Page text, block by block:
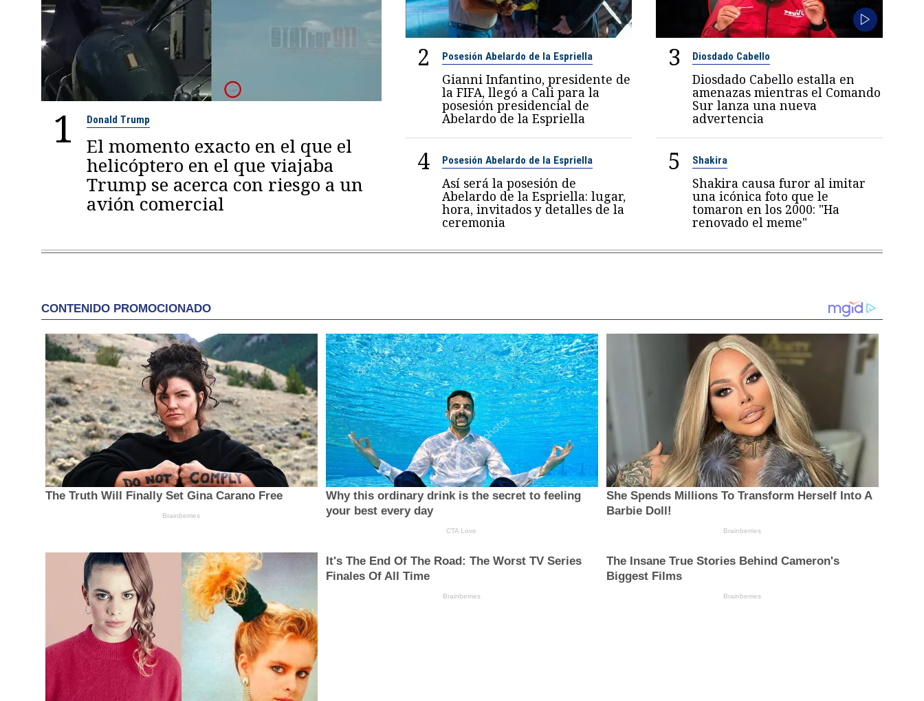
1 Donald Trump
El momento exacto en el que el
helicóptero en el que viajaba
Trump se acerca con riesgo a un
avión comercial
2 Posesión Abelardo de la Espriella
Gianni Infantino, presidente de
la FIFA, llegó a Cali para la
posesión presidencial de
Abelardo de la Espriella
3 Diosdado Cabello
Diosdado Cabello estalla en
amenazas mientras el Comando
Sur lanza una nueva
advertencia
4 Posesión Abelardo de la Espriella
Así será la posesión de
Abelardo de la Espriella: lugar,
hora, invitados y detalles de la
ceremonia
5 Shakira
Shakira causa furor al imitar
una icónica foto que le
tomaron en los 2000: "Ha
renovado el meme"